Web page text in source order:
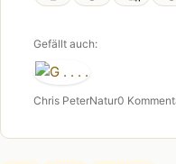
Gefällt auch:
Chris PeterNatur0